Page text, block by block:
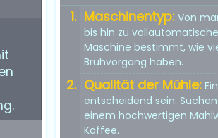
Maschinentyp: Von
bis hin zu
Maschine bestimmt, wie
Brühvorgang haben.
Qualität der Mühle:
entscheidend sein.
einem hochwertigen
Kaffee.